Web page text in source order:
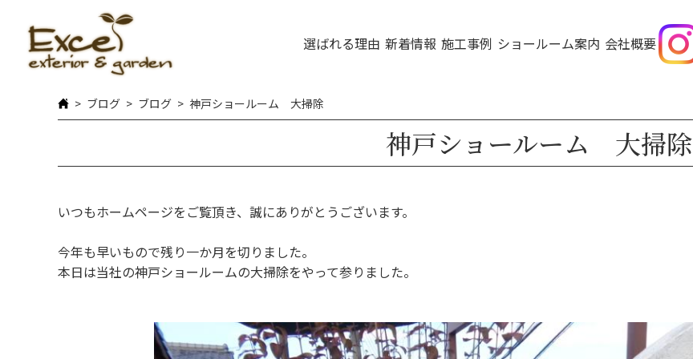
選ばれる理由 新着情報 施工事例 ショールーム案内 会社概要
ブログ ブログ 神戸ショールーム 大掃除
神戸ショールーム 大掃除
いつもホームページをご覧頂き、誠にありがとうございます。
今年も早いもので残り一か月を切りました。
本日は当社の神戸ショールームの大掃除をやって参りました。